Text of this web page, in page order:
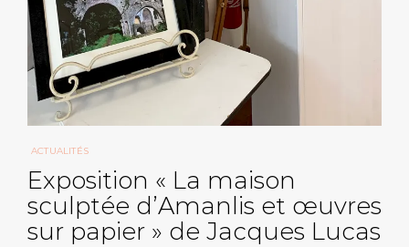
ACTUALITÉS
Exposition « La maison
sculptée d’Amanlis et œuvres
sur papier » de Jacques Lucas